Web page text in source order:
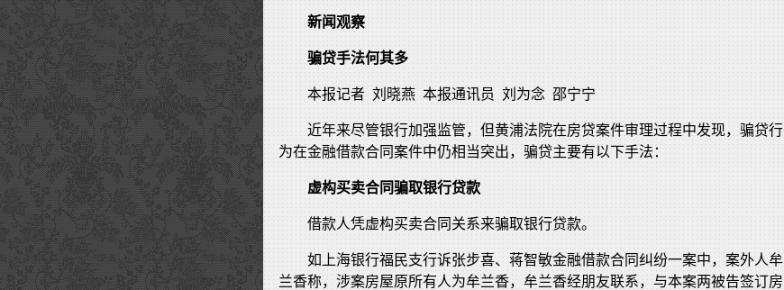
新闻观察
骗贷手法何其多
本报记者 刘晓燕 本报通讯员 刘为念 邵宁宁
近年来尽管银行加强监管，但黄浦法院在房贷案件审理过程中发现，骗贷行
为在金融借款合同案件中仍相当突出，骗贷主要有以下手法：
虚构买卖合同骗取银行贷款
借款人凭虚构买卖合同关系来骗取银行贷款。
如上海银行福民支行诉张步喜、蒋智敏金融借款合同纠纷一案中，案外人牟
兰香称，涉案房屋原所有人为牟兰香，牟兰香经朋友联系，与本案两被告签订房